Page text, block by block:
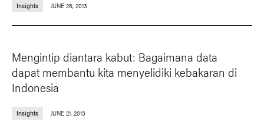
Insights JUNE 26, 2013
Mengintip diantara kabut: Bagaimana data
dapat membantu kita menyelidiki kebakaran di
Indonesia
Insights JUNE 21, 2013